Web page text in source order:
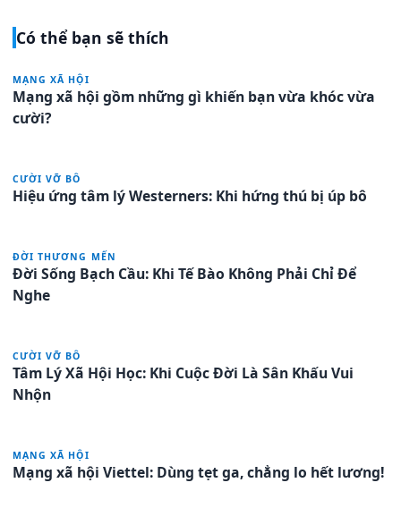
Có thể bạn sẽ thích
MẠNG XÃ HỘI
Mạng xã hội gồm những gì khiến bạn vừa khóc vừa
cười?
CƯỜI VỠ BÔ
Hiệu ứng tâm lý Westerners: Khi hứng thú bị úp bô
ĐỜI THƯƠNG MẾN
Đời Sống Bạch Cầu: Khi Tế Bào Không Phải Chỉ Để
Nghe
CƯỜI VỠ BÔ
Tâm Lý Xã Hội Học: Khi Cuộc Đời Là Sân Khấu Vui
Nhộn
MẠNG XÃ HỘI
Mạng xã hội Viettel: Dùng tẹt ga, chẳng lo hết lương!